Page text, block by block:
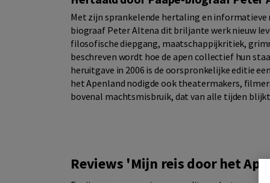
Met zijn sprankelende hertaling en
biograaf Peter Altena dit briljante werk nieuw
filosofische diepgang, maatschappijkritiek,
beschreven wordt hoe de apen collectief hun
heruitgave in 2006 is de oorspronkelijke editie
het Apenland nodigde ook theatermakers,
bovenal machtsmisbruik, dat van alle tijden
Reviews 'Mijn reis door het